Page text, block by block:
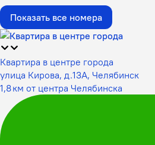
Показать все номера
Квартира в центре города
улица Кирова, д.13А, Челябинск
1,8 км от центра Челябинска